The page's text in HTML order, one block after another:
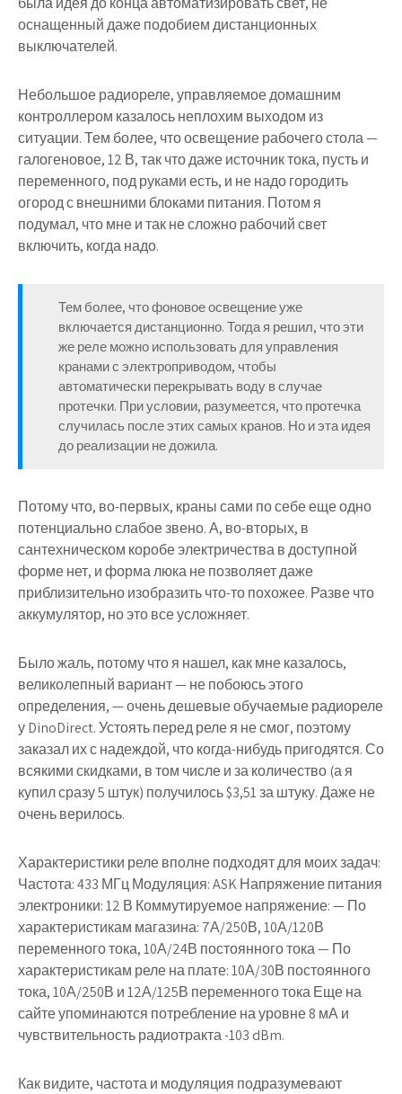
оснащенный даже подобием дистанционных
выключателей.
Небольшое радиореле, управляемое домашним
контроллером казалось неплохим выходом из
ситуации. Тем более, что освещение рабочего стола —
галогеновое, 12 В, так что даже источник тока, пусть и
переменного, под руками есть, и не надо городить
огород с внешними блоками питания. Потом я
подумал, что мне и так не сложно рабочий свет
включить, когда надо.
Тем более, что фоновое освещение уже
включается дистанционно. Тогда я решил, что эти
же реле можно использовать для управления
кранами с электроприводом, чтобы
автоматически перекрывать воду в случае
протечки. При условии, разумеется, что протечка
случилась после этих самых кранов. Но и эта идея
до реализации не дожила.
Потому что, во-первых, краны сами по себе еще одно
потенциально слабое звено. А, во-вторых, в
сантехническом коробе электричества в доступной
форме нет, и форма люка не позволяет даже
приблизительно изобразить что-то похожее. Разве что
аккумулятор, но это все усложняет.
Было жаль, потому что я нашел, как мне казалось,
великолепный вариант — не побоюсь этого
определения, — очень дешевые обучаемые радиореле
у DinoDirect. Устоять перед реле я не смог, поэтому
заказал их с надеждой, что когда-нибудь пригодятся. Со
всякими скидками, в том числе и за количество (а я
купил сразу 5 штук) получилось $3,51 за штуку. Даже не
очень верилось.
Характеристики реле вполне подходят для моих задач:
Частота: 433 МГц Модуляция: ASK Напряжение питания
электроники: 12 В Коммутируемое напряжение: — По
характеристикам магазина: 7А/250В, 10А/120В
переменного тока, 10А/24В постоянного тока — По
характеристикам реле на плате: 10А/30В постоянного
тока, 10А/250В и 12А/125В переменного тока Еще на
сайте упоминаются потребление на уровне 8 мА и
чувствительность радиотракта -103 dBm.
Как видите, частота и модуляция подразумевают